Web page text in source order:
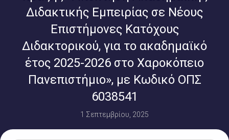
Διδακτικής Εμπειρίας σε Νέους
Επιστήμονες Κατόχους
Διδακτορικού, για το ακαδημαϊκό
έτος 2025-2026 στο Χαροκόπειο
Πανεπιστήμιο», με Κωδικό ΟΠΣ
6038541
1 Σεπτεμβρίου, 2025